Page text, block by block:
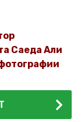
Саеда Али